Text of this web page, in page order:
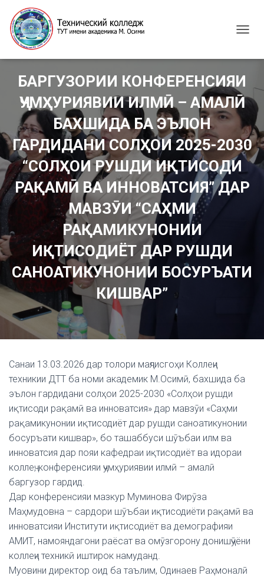
G
E
V
I
G
A
T
I
O
БАРГУЗОРИИ КОНФЕРЕНСИЯИ
ҶУМҲУРИЯВИИ ИЛМӢ – АМАЛӢ
БАХШИДА БА ЭЪЛОН
ГАРДИДАНИ СОЛҲОИ 2025-2030
“СОЛҲОИ РУШДИ ИҚТИСОДИ
РАҚАМӢ ВА ИННОВАТСИЯ” ДАР
МАВЗӮИ “САҲМИ
РАҚАМИКУНОНИИ
ИҚТИСОДИЁТ ДАР РУШДИ
САНОАТИКУНОНИИ БОСУРЪАТИ
КИШВАР”
Санаи 13.03.2026 дар толори маҷлисгоҳи Коллеҷи
техникии ДТТ ба номи академик М.Осимӣ, бахшида ба
эълон гардидани солҳои 2025-2030 «Солҳои рушди
иқтисоди рақамӣ ва инноватсия» дар мавзӯи «Саҳми
рақамикунонии иқтисодиёт дар рушди саноатикунонии
босуръати кишвар», бо ташаббуси шӯъбаи илм ва
инноватсия дар пояи кафедраи иқтисодиёт ва идораи
коллеҷ, конференсияи ҷумҳуриявии илмӣ – амалӣ
баргузор гардид.
Дар конференсияи мазкур Муминова Фирӯза
Маҳмудовна – сардори шӯъбаи иқтисодиёти рақамӣ ва
инноватсияи Институти иқтисодиёт ва демографияи
АМИТ, намояндагони раёсат ва омӯзгорону донишҷӯёни
коллеҷи техникӣ иштирок намуданд.
Муовини директор оид ба таълим, Одинаев Раҳмоналӣ